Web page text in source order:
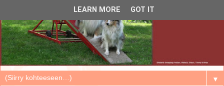
▼
LEARN MORE GOT IT